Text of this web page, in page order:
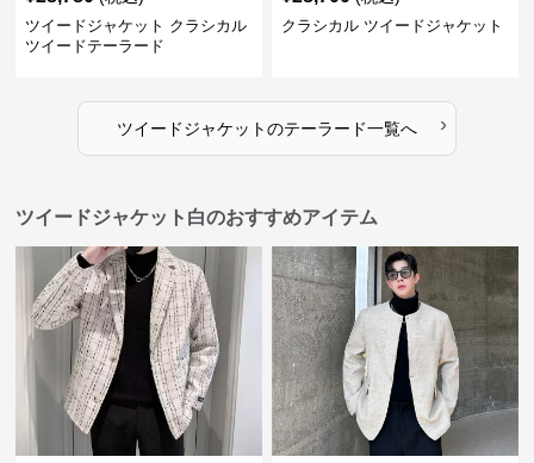
ツイードジャケット クラシカル
ツイードテーラード
クラシカル ツイードジャケット
ツイードジャケットのテーラード一覧へ ›
ツイードジャケット白のおすすめアイテム